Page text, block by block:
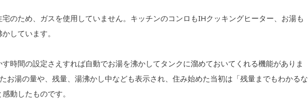
のため、ガスを使用していません。キッチンのコンロもIHクッキングヒーター、お湯も
しています。
時間の設定さえすれば自動でお湯を沸かしてタンクに溜めておいてくれる機能がありま
お湯の量や、残量、湯沸かし中なども表示され、住み始めた当初は「残量までもわかるな
動したものです。